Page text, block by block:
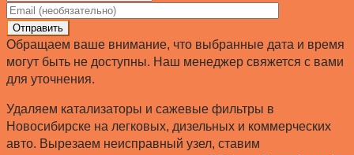
Отправить
Обращаем ваше внимание, что выбранные дата и время
могут быть не доступны. Наш менеджер свяжется с вами
для уточнения.
Удаляем катализаторы и сажевые фильтры в
Новосибирске на легковых, дизельных и коммерческих
авто. Вырезаем неисправный узел, ставим